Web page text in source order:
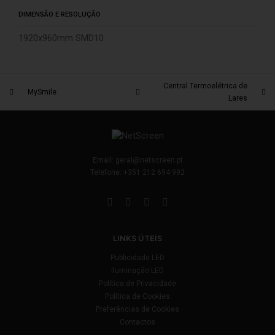
DIMENSÃO E RESOLUÇÃO
1920x960mm SMD10
MySmile
Central Termoelétrica de
Lares
Email:
geral@netscreen.pt
Telefone:
+351 212 694 992
LINKS ÚTEIS
Publicidade LED
Iluminação LED
Política de Privacidade
Política de Cookies
Preferências de Cookies
Contactos